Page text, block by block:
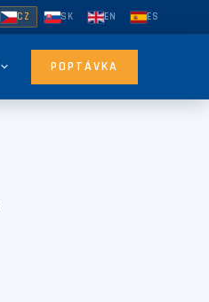
CZ SK EN ES
POPTÁVKA